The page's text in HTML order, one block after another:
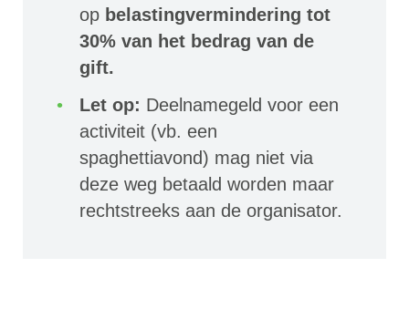
op belastingvermindering tot
30% van het bedrag van de
gift.
Let op: Deelnamegeld voor een
activiteit (vb. een
spaghettiavond) mag niet via
deze weg betaald worden maar
rechtstreeks aan de organisator.